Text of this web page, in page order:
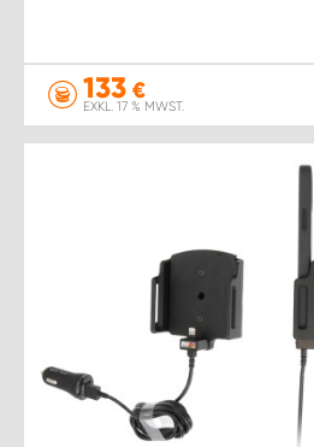
133 €
EXKL. 17 % MWST.